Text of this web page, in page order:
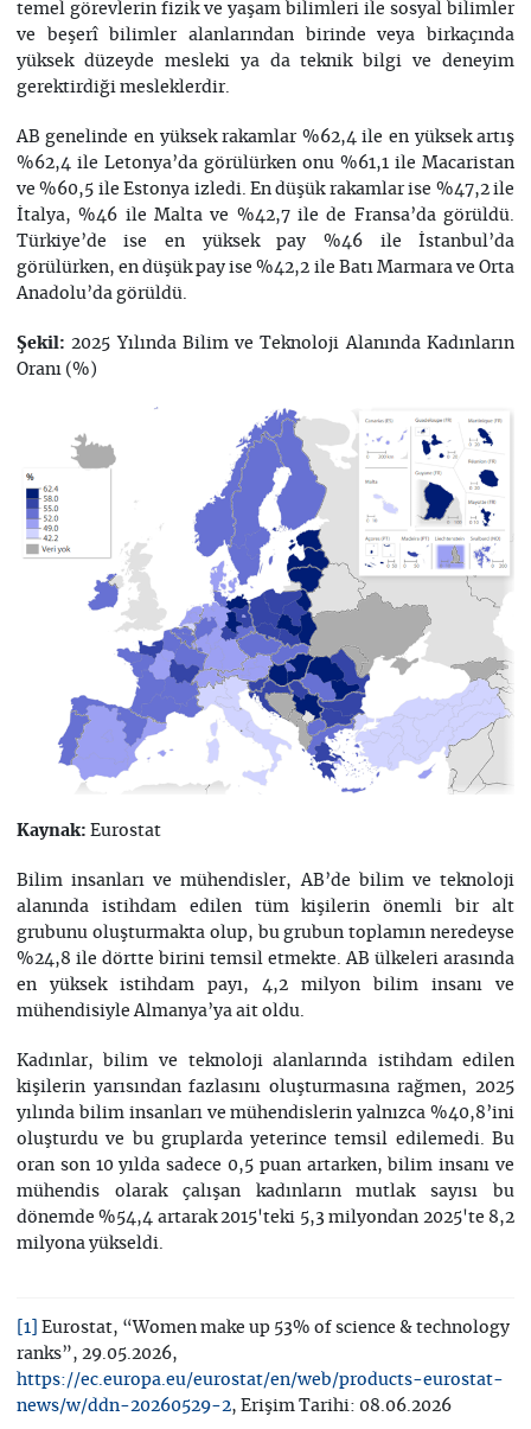
temel görevlerin fizik ve yaşam bilimleri ile sosyal bilimler
ve beşerî bilimler alanlarından birinde veya birkaçında
yüksek düzeyde mesleki ya da teknik bilgi ve deneyim
gerektirdiği mesleklerdir.
AB genelinde en yüksek rakamlar %62,4 ile en yüksek artış
%62,4 ile Letonya’da görülürken onu %61,1 ile Macaristan
ve %60,5 ile Estonya izledi. En düşük rakamlar ise %47,2 ile
İtalya, %46 ile Malta ve %42,7 ile de Fransa’da görüldü.
Türkiye’de ise en yüksek pay %46 ile İstanbul’da
görülürken, en düşük pay ise %42,2 ile Batı Marmara ve Orta
Anadolu’da görüldü.
Şekil: 2025 Yılında Bilim ve Teknoloji Alanında Kadınların
Oranı (%)
Kaynak: Eurostat
Bilim insanları ve mühendisler, AB’de bilim ve teknoloji
alanında istihdam edilen tüm kişilerin önemli bir alt
grubunu oluşturmakta olup, bu grubun toplamın neredeyse
%24,8 ile dörtte birini temsil etmekte. AB ülkeleri arasında
en yüksek istihdam payı, 4,2 milyon bilim insanı ve
mühendisiyle Almanya’ya ait oldu.
Kadınlar, bilim ve teknoloji alanlarında istihdam edilen
kişilerin yarısından fazlasını oluşturmasına rağmen, 2025
yılında bilim insanları ve mühendislerin yalnızca %40,8’ini
oluşturdu ve bu gruplarda yeterince temsil edilemedi. Bu
oran son 10 yılda sadece 0,5 puan artarken, bilim insanı ve
mühendis olarak çalışan kadınların mutlak sayısı bu
dönemde %54,4 artarak 2015'teki 5,3 milyondan 2025'te 8,2
milyona yükseldi.
[1]
Eurostat, “Women make up 53% of science & technology
ranks”, 29.05.2026,
https://ec.europa.eu/eurostat/en/web/products-eurostat-
news/w/ddn-20260529-2, Erişim Tarihi: 08.06.2026